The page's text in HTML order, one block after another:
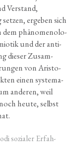
Ver­stand,
erge­ben sich
dem phä­no­me­no­lo­
und der anti­
die­ser Zusam­
von Aris­to­
einen sys­te­ma­
ande­ren, weil
heu­te, selbst
sozia­ler Erfah­